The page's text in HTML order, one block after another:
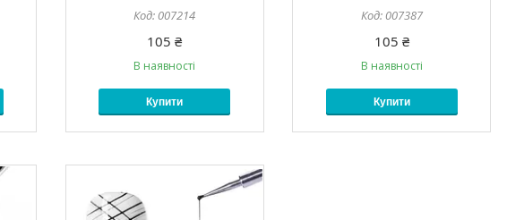
007214
105 ₴
В наявності
Купити
007387
105 ₴
В наявності
Купити